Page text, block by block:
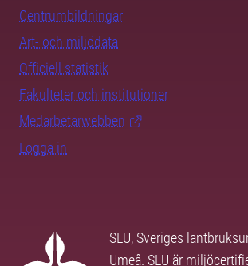
Centrumbildningar
Art- och miljödata
Officiell statistik
Fakulteter och institutioner
Medarbetarwebben
Logga in
SLU, Sveriges
Umeå. SLU är